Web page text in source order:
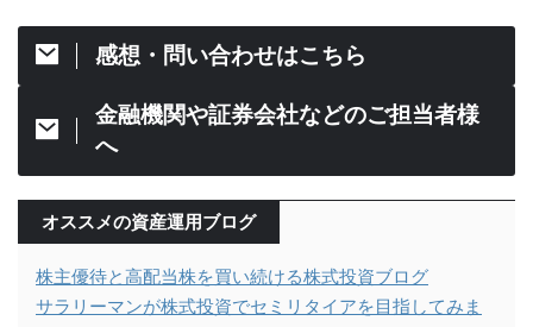
感想・問い合わせはこちら
金融機関や証券会社などのご担当者様
へ
オススメの資産運用ブログ
株主優待と高配当株を買い続ける株式投資ブログ
サラリーマンが株式投資でセミリタイアを目指してみま